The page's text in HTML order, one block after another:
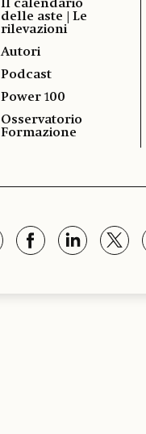
Il calendario
delle aste | Le
rilevazioni
Autori
Podcast
Power 100
Osservatorio
Formazione